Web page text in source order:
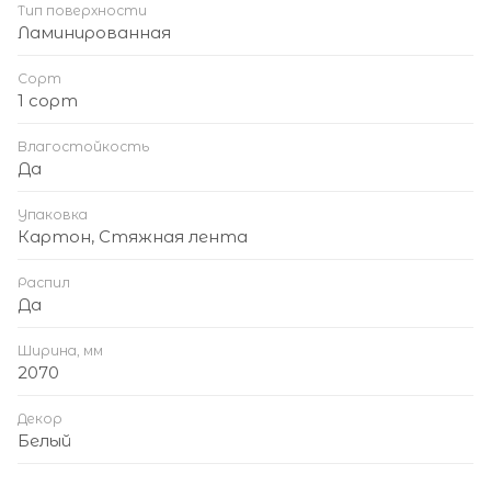
Тип поверхности
Ламинированная
Сорт
1 сорт
Влагостойкость
Да
Упаковка
Картон, Стяжная лента
Распил
Да
Ширина, мм
2070
Декор
Белый